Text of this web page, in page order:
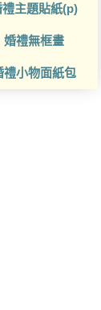
禮主題貼紙(p)
婚禮無框畫
禮小物面紙包